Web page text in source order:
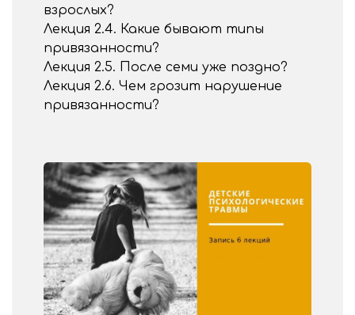
взрослых?
Лекция 2.4. Какие бывают типы
привязанности?
Лекция 2.5. После семи уже поздно?
Лекция 2.6. Чем грозит нарушение
привязанности?